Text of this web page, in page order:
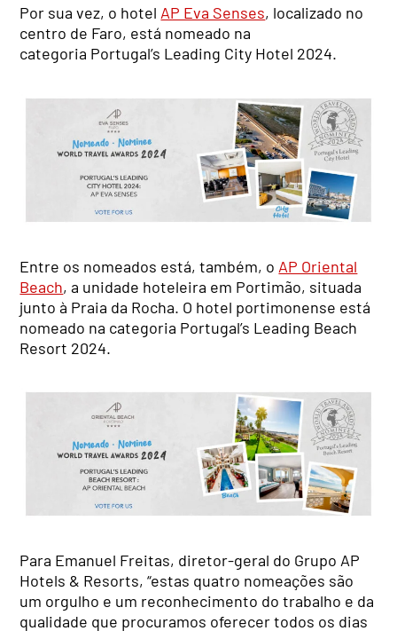
Por sua vez, o hotel AP Eva Senses, localizado no
centro de Faro, está nomeado na
categoria Portugal’s Leading City Hotel 2024.
Entre os nomeados está, também, o AP Oriental
Beach, a unidade hoteleira em Portimão, situada
junto à Praia da Rocha. O hotel portimonense está
nomeado na categoria Portugal’s Leading Beach
Resort 2024.
Para Emanuel Freitas, diretor-geral do Grupo AP
Hotels & Resorts, “estas quatro nomeações são
um orgulho e um reconhecimento do trabalho e da
qualidade que procuramos oferecer todos os dias